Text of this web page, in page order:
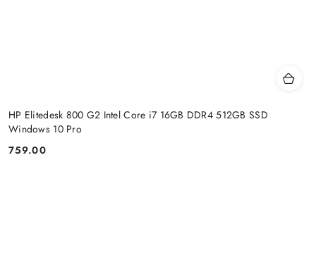
HP Elitedesk 800 G2 Intel Core i7 16GB DDR4 512GB SSD
Windows 10 Pro
Cena:
759.00